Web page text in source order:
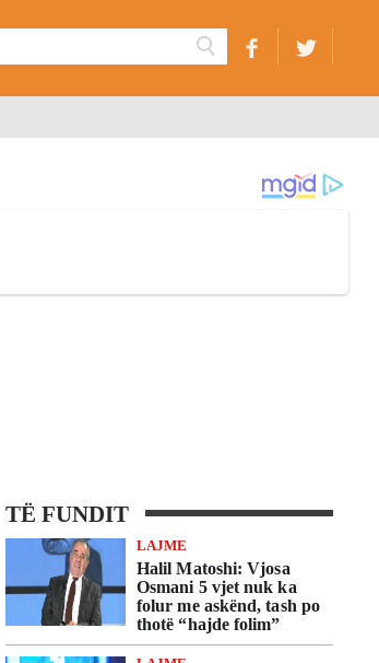
TË FUNDIT
LAJME
Halil Matoshi: Vjosa
Osmani 5 vjet nuk ka
folur me askënd, tash po
thotë “hajde folim”